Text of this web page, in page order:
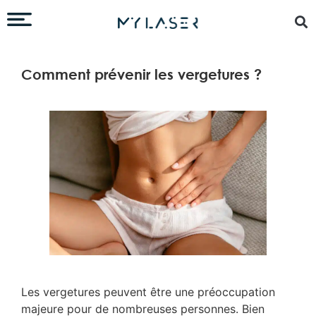
Comment prévenir les vergetures ?
Les vergetures peuvent être une préoccupation
majeure pour de nombreuses personnes. Bien